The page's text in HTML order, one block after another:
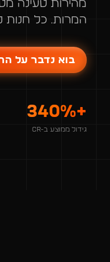
מהירות טעינה
המרות. כל חנות
בוא נדבר על
+340%
גידול ממוצע ב-CR